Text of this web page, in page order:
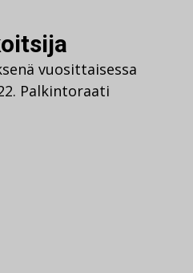
vuosittaisessa
Palkintoraati